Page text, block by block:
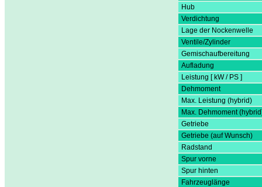
Hub
Verdichtung
Lage der Nockenwelle
Ventile/Zylinder
Gemischaufbereitung
Aufladung
Leistung [ kW / PS ]
Dehmoment
Max. Leistung (hybrid)
Max. Dehmoment
Getriebe
Getriebe (auf Wunsch)
Radstand
Spur vorne
Spur hinten
Fahrzeuglänge